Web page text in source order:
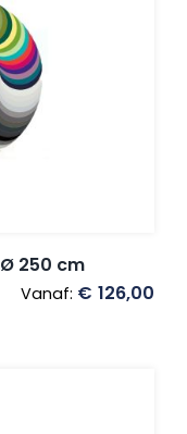
250 cm
Vanaf: € 126,00